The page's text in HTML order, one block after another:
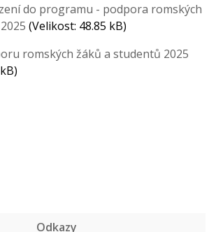
do programu - podpora romských
(Velikost: 48.85 kB)
romských žáků a studentů 2025
Odkazy